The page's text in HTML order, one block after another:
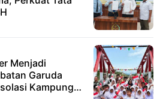
Menjadi
Garuda
Kampung